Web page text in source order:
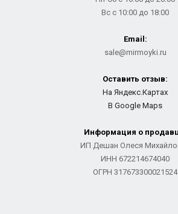
Вс с 10:00 до 18:00
Email:
sale@mirmoyki.ru
Оставить отзыв:
На Яндекс.Картах
В Google Maps
Информация о
ИП Дешан Олеся
ИНН 672214674040
ОГРН 317673300021524